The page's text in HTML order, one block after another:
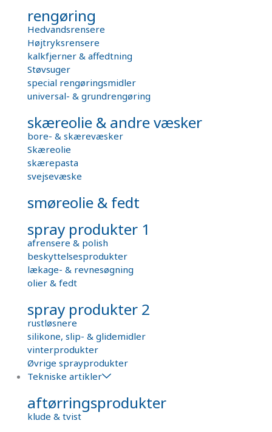
rengøring
Hedvandsrensere
Højtryksrensere
kalkfjerner & affedtning
Støvsuger
special rengøringsmidler
universal- & grundrengøring
skæreolie & andre væsker
bore- & skærevæsker
Skæreolie
skærepasta
svejsevæske
smøreolie & fedt
spray produkter 1
afrensere & polish
beskyttelsesprodukter
lækage- & revnesøgning
olier & fedt
spray produkter 2
rustløsnere
silikone, slip- & glidemidler
vinterprodukter
Øvrige sprayprodukter
Tekniske artikler
aftørringsprodukter
klude & tvist